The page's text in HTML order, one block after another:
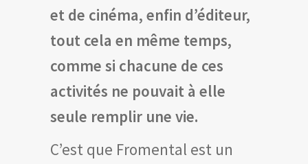
et de cinéma, enfin d’éditeur,
tout cela en même temps,
comme si chacune de ces
activités ne pouvait à elle
seule remplir une vie.
C’est que Fromental est un